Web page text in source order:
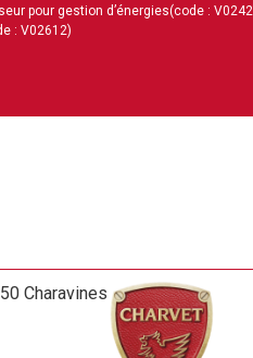
pour gestion d’énergies(code :
: V02612)
Charavines